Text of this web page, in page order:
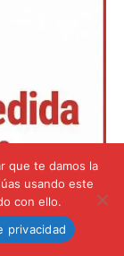
que te damos la
usando este
con ello.
privacidad